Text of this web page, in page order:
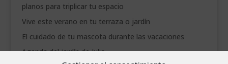
planos para triplicar tu espacio
Vive este verano en tu terraza o jardín
El cuidado de tu mascota durante las vacaciones
Agenda del jardín de Julio